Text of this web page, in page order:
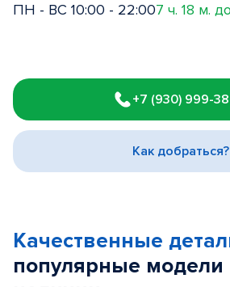
ПН - ВС 10:00 - 22:007 ч. 18 м.
1
of
3
+7 (930) 999-
Как добраться?
Качественные
популярные модели